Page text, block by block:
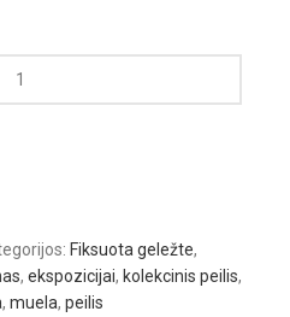
Fiksuota geležte,
, ekspozicijai, kolekcinis peilis,
, muela, peilis